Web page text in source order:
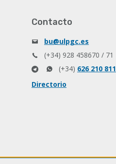
Contacto
bu@ulpgc.es
(+34) 928 458670 / 71
(+34) 626 210 811
Directorio